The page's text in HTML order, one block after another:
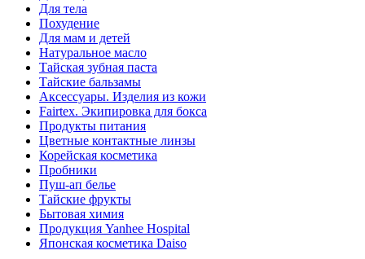
Для тела
Похудение
Для мам и детей
Натуральное масло
Тайская зубная паста
Тайские бальзамы
Аксессуары. Изделия из кожи
Fairtex. Экипировка для бокса
Продукты питания
Цветные контактные линзы
Корейская косметика
Пробники
Пуш-ап белье
Тайские фрукты
Бытовая химия
Продукция Yanhee Hospital
Японская косметика Daiso